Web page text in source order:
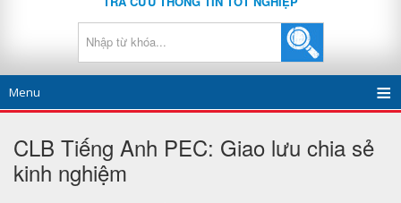
Menu
CLB Tiếng Anh PEC: Giao lưu chia sẻ
kinh nghiệm